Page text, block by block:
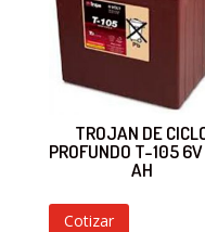
TROJAN DE
PROFUNDO T-105
AH
Cotizar